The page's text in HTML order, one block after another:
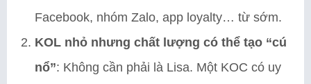
Facebook, nhóm Zalo, app loyalty… từ sớm.
KOL nhỏ nhưng chất lượng có thể tạo “cú
nổ”: Không cần phải là Lisa. Một KOC có uy